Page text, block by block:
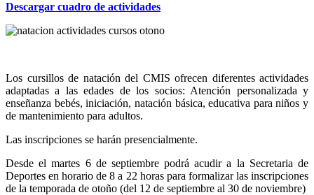
Descargar cuadro de actividades
Los cursillos de natación del CMIS ofrecen diferentes actividades
adaptadas a las edades de los socios: Atención personalizada y
enseñanza bebés, iniciación, natación básica, educativa para niños y
de mantenimiento para adultos.
Las inscripciones se harán presencialmente.
Desde el martes 6 de septiembre podrá acudir a la Secretaria de
Deportes en horario de 8 a 22 horas para formalizar las inscripciones
de la temporada de otoño (del 12 de septiembre al 30 de noviembre)